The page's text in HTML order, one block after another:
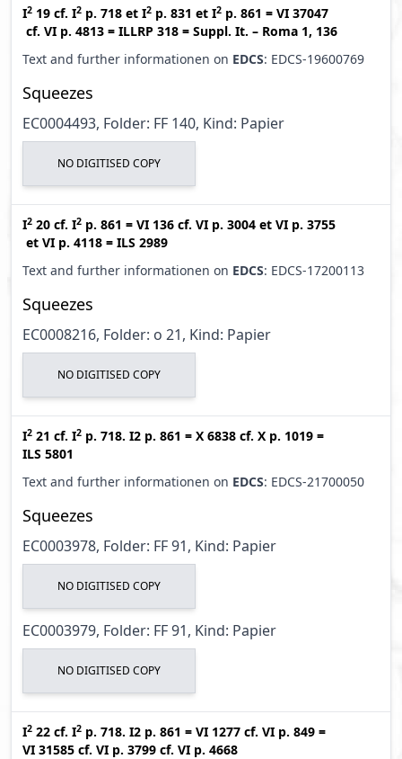
I2 19 cf. I2 p. 718 et I2 p. 831 et I2 p. 861 = VI 37047
cf. VI p. 4813 = ILLRP 318 = Suppl. It. – Roma 1, 136
Text and further informationen on EDCS: EDCS-19600769
Squeezes
EC0004493, Folder: FF 140, Kind: Papier
NO DIGITISED COPY
I2 20 cf. I2 p. 861 = VI 136 cf. VI p. 3004 et VI p. 3755
et VI p. 4118 = ILS 2989
Text and further informationen on EDCS: EDCS-17200113
Squeezes
EC0008216, Folder: o 21, Kind: Papier
NO DIGITISED COPY
I2 21 cf. I2 p. 718. I2 p. 861 = X 6838 cf. X p. 1019 =
ILS 5801
Text and further informationen on EDCS: EDCS-21700050
Squeezes
EC0003978, Folder: FF 91, Kind: Papier
NO DIGITISED COPY
EC0003979, Folder: FF 91, Kind: Papier
NO DIGITISED COPY
I2 22 cf. I2 p. 718. I2 p. 861 = VI 1277 cf. VI p. 849 =
VI 31585 cf. VI p. 3799 cf. VI p. 4668